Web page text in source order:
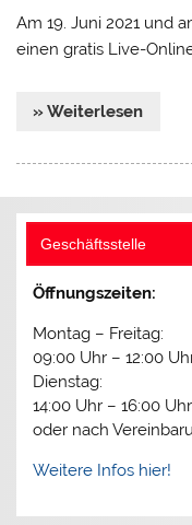
Am 19. Juni 2021 und
einen gratis Live-
» Weiterlesen
Geschäftsstelle
Öffnungszeiten:
Montag – Freitag:
09:00 Uhr – 12:00
Dienstag:
14:00 Uhr – 16:00 Uhr
oder nach
Weitere Infos hier!